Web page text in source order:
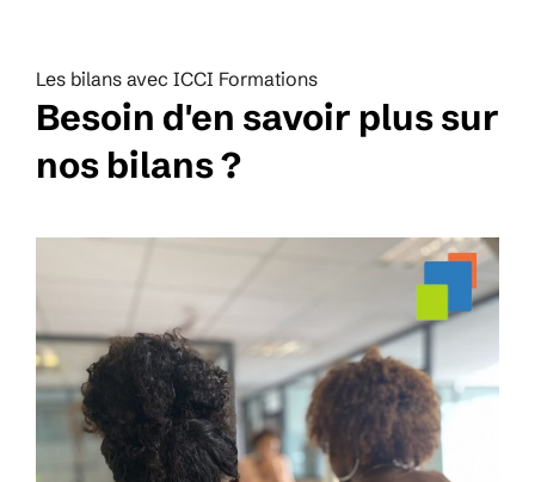
Les bilans avec ICCI Formations
Besoin d'en savoir plus sur
nos bilans ?